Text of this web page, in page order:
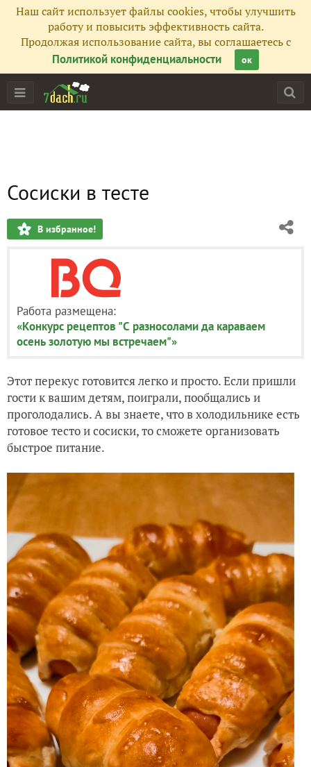
Наш сайт использует файлы cookies, чтобы улучшить
работу и повысить эффективность сайта.
Продолжая использование сайта, вы соглашаетесь с
Политикой конфиденциальности
ок
Сосиски в тесте
В избранное!
Работа размещена:
«Конкурс рецептов "С разносолами да караваем
осень золотую мы встречаем"»
Этот перекус готовится легко и просто. Если пришли
гости к вашим детям, поиграли, пообщались и
проголодались. А вы знаете, что в холодильнике есть
готовое тесто и сосиски, то сможете организовать
быстрое питание.